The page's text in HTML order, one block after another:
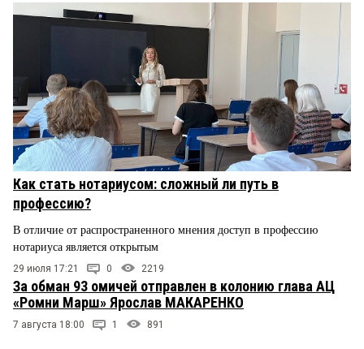
Как стать нотариусом: сложный ли путь в
профессию?
В отличие от распространенного мнения доступ в профессию
нотариуса является открытым
29 июля 17:21 0 2219
За обман 93 омичей отправлен в колонию глава АЦ
«Ромни Марш» Ярослав МАКАРЕНКО
7 августа 18:00 1 891